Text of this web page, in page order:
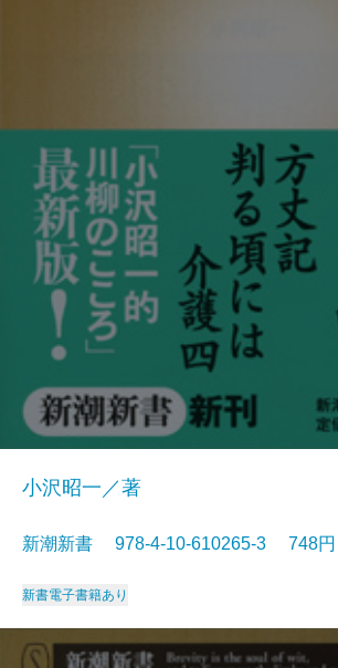
小沢昭一／著
新潮新書 978-4-10-610265-3 748
新書電子書籍あり